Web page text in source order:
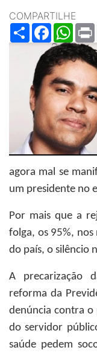
COMPARTILHE
ShareFacebook
agora mal se
um presidente no
Por mais que a
folga, os 95%, nos
do país, o silêncio
A precarização
reforma da
denúncia contra
do servidor
saúde pedem